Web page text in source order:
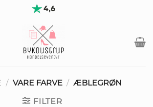
/ VARE FARVE / ÆBLEGRØN
FILTER